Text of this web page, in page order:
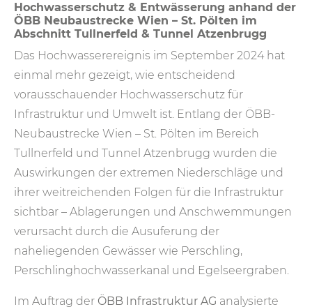
Hochwasserschutz & Entwässerung anhand der
ÖBB Neubaustrecke Wien – St. Pölten im
Abschnitt Tullnerfeld & Tunnel Atzenbrugg
Das Hochwasserereignis im September 2024 hat
einmal mehr gezeigt, wie entscheidend
vorausschauender Hochwasserschutz für
Infrastruktur und Umwelt ist. Entlang der ÖBB-
Neubaustrecke Wien – St. Pölten im Bereich
Tullnerfeld und Tunnel Atzenbrugg wurden die
Auswirkungen der extremen Niederschläge und
ihrer weitreichenden Folgen für die Infrastruktur
sichtbar – Ablagerungen und Anschwemmungen
verursacht durch die Ausuferung der
naheliegenden Gewässer wie Perschling,
Perschlinghochwasserkanal und Egelseergraben.
Im Auftrag der ÖBB Infrastruktur AG analysierte